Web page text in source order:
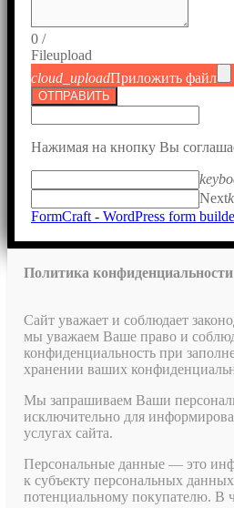
0 /
Fileupload
cloud_uploadПриложить файл
ОТПРАВИТЬ
Нажимая на кнопку Вы
Next
FormCraft - WordPress form
Политика конфиденциальности
Сайт уважает и соблюдает
мы уважаем Ваше право и
конфиденциальность при
хранении ваших
Мы запрашиваем Ваши
исключительно для
услугах сайта.
Персональные данные — это
к субъекту персональных
потенциальному покупателю. В